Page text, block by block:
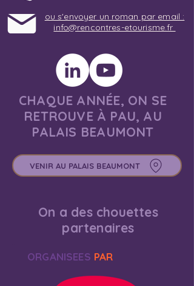
ou s'envoyer un roman par email :
info@rencontres-etourisme.fr
CHAQUE ANNÉE, ON SE
RETROUVE À PAU, AU
PALAIS BEAUMONT
VENIR AU PALAIS BEAUMONT
On a des chouettes
partenaires
ORGANISEES PAR